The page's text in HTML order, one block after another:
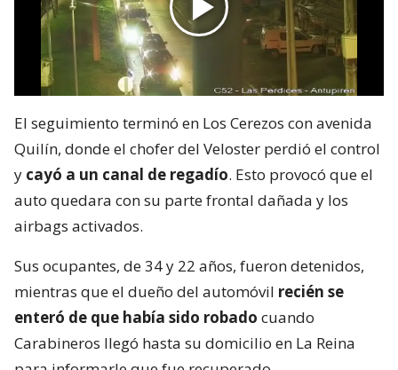
El seguimiento terminó en Los Cerezos con avenida
Quilín, donde el chofer del Veloster perdió el control
y cayó a un canal de regadío. Esto provocó que el
auto quedara con su parte frontal dañada y los
airbags activados.
Sus ocupantes, de 34 y 22 años, fueron detenidos,
mientras que el dueño del automóvil recién se
enteró de que había sido robado cuando
Carabineros llegó hasta su domicilio en La Reina